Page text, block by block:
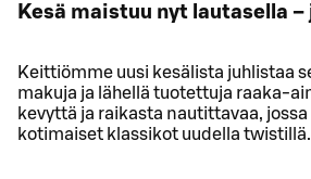
Kesä maistuu nyt lautasella –
Keittiömme uusi kesälista juhlistaa
makuja ja lähellä tuotettuja raaka-
kevyttä ja raikasta nautittavaa,
kotimaiset klassikot uudella twistillä.